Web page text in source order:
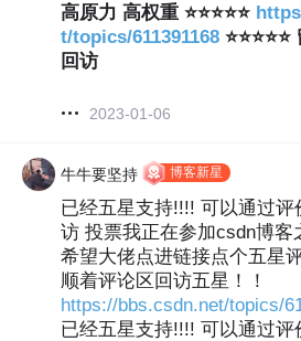
高原力 高权重 ⭐⭐⭐⭐⭐
t/topics/611391168
回访
2023-01-06
牛牛要坚持 博客新星
已经五星支持!!!! 可以通过评
访 投票我正在参加csdn博客
希望大佬点进链接点个五星
顺着评论区回访五星！！
https://bbs.csdn.net/topics/
已经五星支持!!!! 可以通过评